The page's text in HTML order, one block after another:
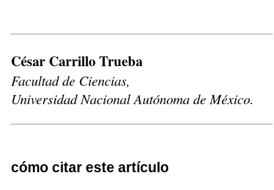
César Carrillo Trueba
Facultad de Ciencias,
Universidad Nacional Autónoma de México.
cómo citar este artículo